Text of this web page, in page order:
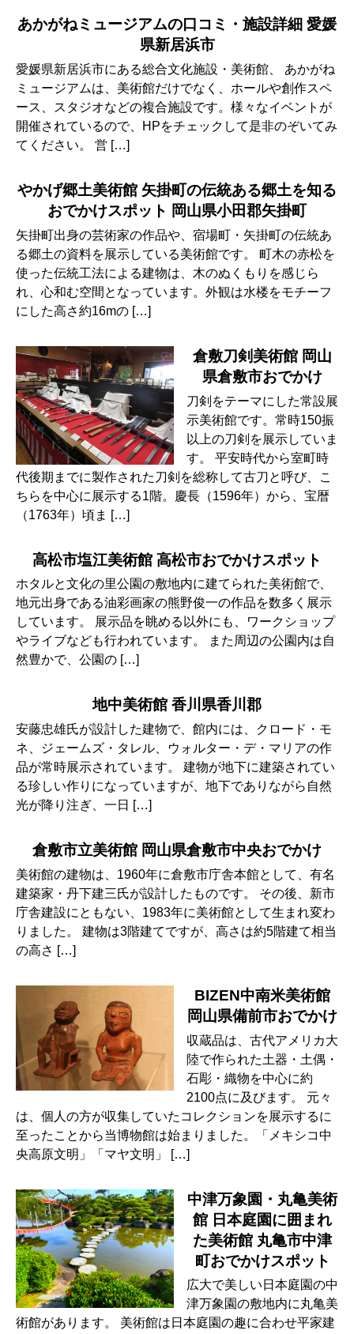
あかがねミュージアムの口コミ・施設詳細 愛媛
県新居浜市
愛媛県新居浜市にある総合文化施設・美術館、 あかがね
ミュージアムは、美術館だけでなく、ホールや創作スペ
ース、スタジオなどの複合施設です。様々なイベントが
開催されているので、HPをチェックして是非のぞいてみ
てください。 営 […]
やかげ郷土美術館 矢掛町の伝統ある郷土を知る
おでかけスポット 岡山県小田郡矢掛町
矢掛町出身の芸術家の作品や、宿場町・矢掛町の伝統あ
る郷土の資料を展示している美術館です。 町木の赤松を
使った伝統工法による建物は、木のぬくもりを感じら
れ、心和む空間となっています。外観は水楼をモチーフ
にした高さ約16mの […]
倉敷刀剣美術館 岡山
県倉敷市おでかけ
刀剣をテーマにした常設展
示美術館です。常時150振
以上の刀剣を展示していま
す。 平安時代から室町時
代後期までに製作された刀剣を総称して古刀と呼び、こ
ちらを中心に展示する1階。慶長（1596年）から、宝暦
（1763年）頃ま […]
高松市塩江美術館 高松市おでかけスポット
ホタルと文化の里公園の敷地内に建てられた美術館で、
地元出身である油彩画家の熊野俊一の作品を数多く展示
しています。 展示品を眺める以外にも、ワークショップ
やライブなども行われています。 また周辺の公園内は自
然豊かで、公園の […]
地中美術館 香川県香川郡
安藤忠雄氏が設計した建物で、館内には、クロード・モ
ネ、ジェームズ・タレル、ウォルター・デ・マリアの作
品が常時展示されています。 建物が地下に建築されてい
る珍しい作りになっていますが、地下でありながら自然
光が降り注ぎ、一日 […]
倉敷市立美術館 岡山県倉敷市中央おでかけ
美術館の建物は、1960年に倉敷市庁舎本館として、有名
建築家・丹下建三氏が設計したものです。 その後、新市
庁舎建設にともない、1983年に美術館として生まれ変わ
りました。 建物は3階建てですが、高さは約5階建て相当
の高さ […]
BIZEN中南米美術館
岡山県備前市おでかけ
収蔵品は、古代アメリカ大
陸で作られた土器・土偶・
石彫・織物を中心に約
2100点に及びます。 元々
は、個人の方が収集していたコレクションを展示するに
至ったことから当博物館は始まりました。「メキシコ中
央高原文明」「マヤ文明」 […]
中津万象園・丸亀美術
館 日本庭園に囲まれ
た美術館 丸亀市中津
町おでかけスポット
広大で美しい日本庭園の中
津万象園の敷地内に丸亀美
術館があります。 美術館は日本庭園の趣に合わせ平家建